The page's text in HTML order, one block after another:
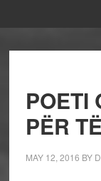
POETI
PËR
MAY 12, 2016 BY